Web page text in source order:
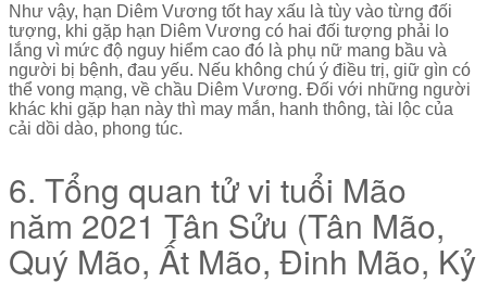
Như vậy, hạn Diêm Vương tốt hay xấu là tùy vào từng đối
tượng, khi gặp hạn Diêm Vương có hai đối tượng phải lo
lắng vì mức độ nguy hiểm cao đó là phụ nữ mang bầu và
người bị bệnh, đau yếu. Nếu không chú ý điều trị, giữ gìn có
thể vong mạng, về chầu Diêm Vương. Đối với những người
khác khi gặp hạn này thì may mắn, hanh thông, tài lộc của
cải dồi dào, phong túc.
6. Tổng quan tử vi tuổi Mão
năm 2021 Tân Sửu (Tân Mão,
Quý Mão, Ất Mão, Đinh Mão, Kỷ